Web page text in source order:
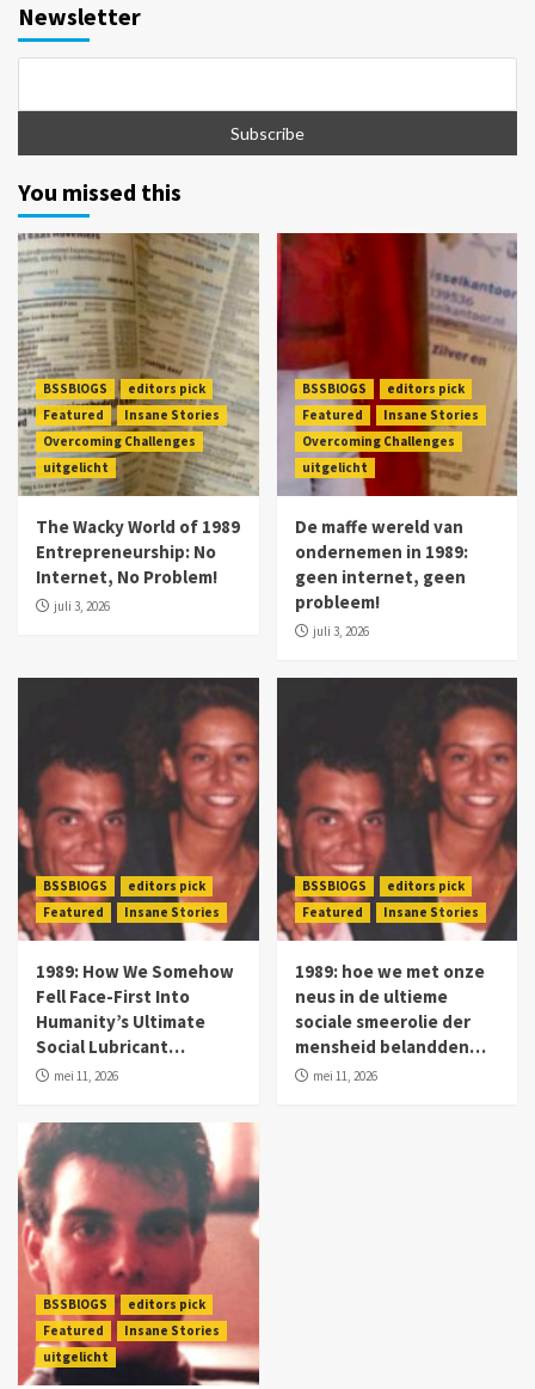
Newsletter
You missed this
BSSBlOGS
editors pick
Featured
Insane Stories
Overcoming Challenges
uitgelicht
The Wacky World of 1989
Entrepreneurship: No
Internet, No Problem!
juli 3, 2026
BSSBlOGS
editors pick
Featured
Insane Stories
Overcoming Challenges
uitgelicht
De maffe wereld van
ondernemen in 1989:
geen internet, geen
probleem!
juli 3, 2026
BSSBlOGS
editors pick
Featured
Insane Stories
1989: How We Somehow
Fell Face-First Into
Humanity’s Ultimate
Social Lubricant…
mei 11, 2026
BSSBlOGS
editors pick
Featured
Insane Stories
1989: hoe we met onze
neus in de ultieme
sociale smeerolie der
mensheid belandden…
mei 11, 2026
BSSBlOGS
editors pick
Featured
Insane Stories
uitgelicht